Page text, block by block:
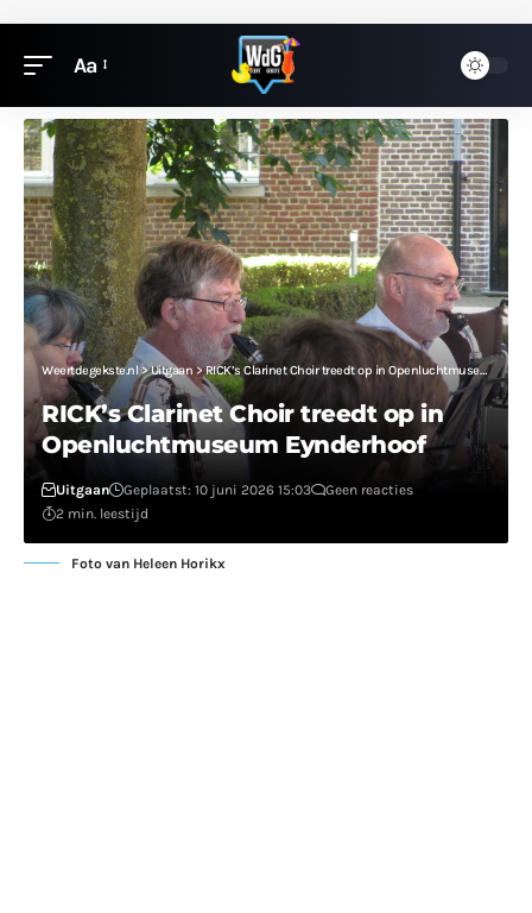
Aa
Weertdegekste.nl >Uitgaan>RICK’s Clarinet Choir treedt op in Openluchtmuseum Eynderhoof
RICK’s Clarinet Choir treedt op in
Openluchtmuseum Eynderhoof
Uitgaan Geplaatst: 10 juni 2026 15:03
Geen reacties
2 min. leestijd
Foto van Heleen Horikx